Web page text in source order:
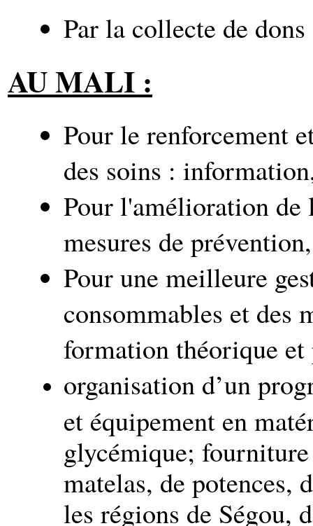
Par la collecte de
AU MALI :
Pour le renforcement
des soins :
Pour l'amélioration de
mesures de
Pour une meilleure
consommables et des
formation théorique et
organisation d’un
et équipement en
glycémique;
matelas, de potences,
les régions de Ségou,